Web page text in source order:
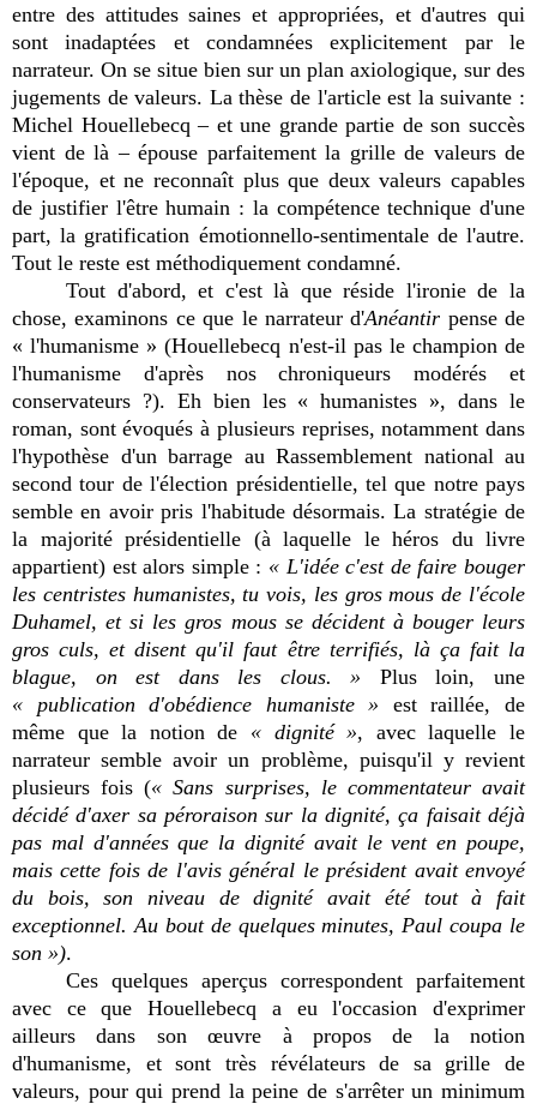
entre des attitudes saines et appropriées, et d'autres qui
sont inadaptées et condamnées explicitement par le
narrateur. On se situe bien sur un plan axiologique, sur des
jugements de valeurs. La thèse de l'article est la suivante :
Michel Houellebecq – et une grande partie de son succès
vient de là – épouse parfaitement la grille de valeurs de
l'époque, et ne reconnaît plus que deux valeurs capables
de justifier l'être humain : la compétence technique d'une
part, la gratification émotionnello-sentimentale de l'autre.
Tout le reste est méthodiquement condamné.
Tout d'abord, et c'est là que réside l'ironie de la
chose, examinons ce que le narrateur d'Anéantir pense de
« l'humanisme » (Houellebecq n'est-il pas le champion de
l'humanisme d'après nos chroniqueurs modérés et
conservateurs ?). Eh bien les « humanistes », dans le
roman, sont évoqués à plusieurs reprises, notamment dans
l'hypothèse d'un barrage au Rassemblement national au
second tour de l'élection présidentielle, tel que notre pays
semble en avoir pris l'habitude désormais. La stratégie de
la majorité présidentielle (à laquelle le héros du livre
appartient) est alors simple : « L'idée c'est de faire bouger
les centristes humanistes, tu vois, les gros mous de l'école
Duhamel, et si les gros mous se décident à bouger leurs
gros culs, et disent qu'il faut être terrifiés, là ça fait la
blague, on est dans les clous. » Plus loin, une
« publication d'obédience humaniste » est raillée, de
même que la notion de « dignité », avec laquelle le
narrateur semble avoir un problème, puisqu'il y revient
plusieurs fois (« Sans surprises, le commentateur avait
décidé d'axer sa péroraison sur la dignité, ça faisait déjà
pas mal d'années que la dignité avait le vent en poupe,
mais cette fois de l'avis général le président avait envoyé
du bois, son niveau de dignité avait été tout à fait
exceptionnel. Au bout de quelques minutes, Paul coupa le
son »).
Ces quelques aperçus correspondent parfaitement
avec ce que Houellebecq a eu l'occasion d'exprimer
ailleurs dans son œuvre à propos de la notion
d'humanisme, et sont très révélateurs de sa grille de
valeurs, pour qui prend la peine de s'arrêter un minimum